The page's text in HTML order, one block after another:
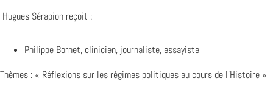
Hugues Sérapion reçoit :
Philippe Bornet, clinicien, journaliste, essayiste
Thèmes : « Réflexions sur les régimes politiques au cours de l’Histoire »